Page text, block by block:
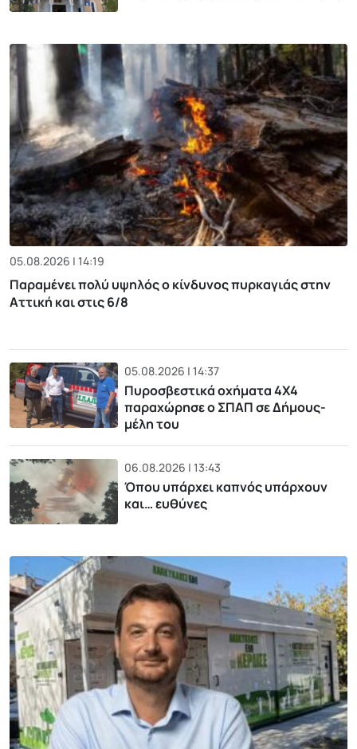
05.08.2026 | 14:19
Παραμένει πολύ υψηλός ο κίνδυνος πυρκαγιάς στην
Αττική και στις 6/8
05.08.2026 | 14:37
Πυροσβεστικά οχήματα 4Χ4
παραχώρησε ο ΣΠΑΠ σε Δήμους-
μέλη του
06.08.2026 | 13:43
Όπου υπάρχει καπνός υπάρχουν
και… ευθύνες